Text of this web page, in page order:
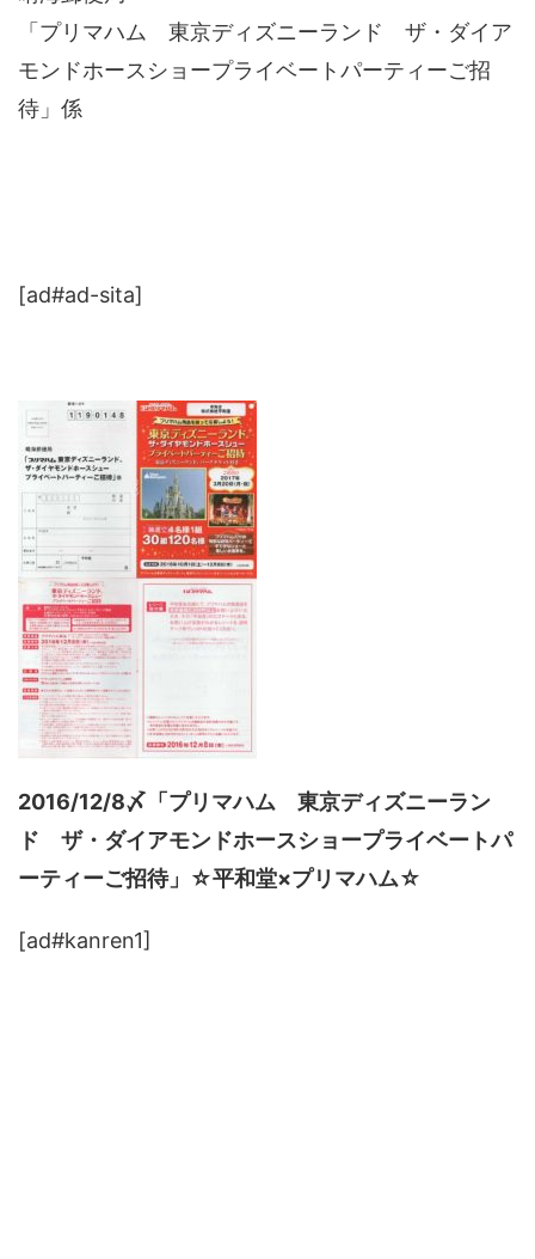
「プリマハム 東京ディズニーランド ザ・ダイア
モンドホースショープライベートパーティーご招
待」係
[ad#ad-sita]
2016/12/8〆「プリマハム 東京ディズニーラン
ド ザ・ダイアモンドホースショープライベートパ
ーティーご招待」☆平和堂×プリマハム☆
[ad#kanren1]